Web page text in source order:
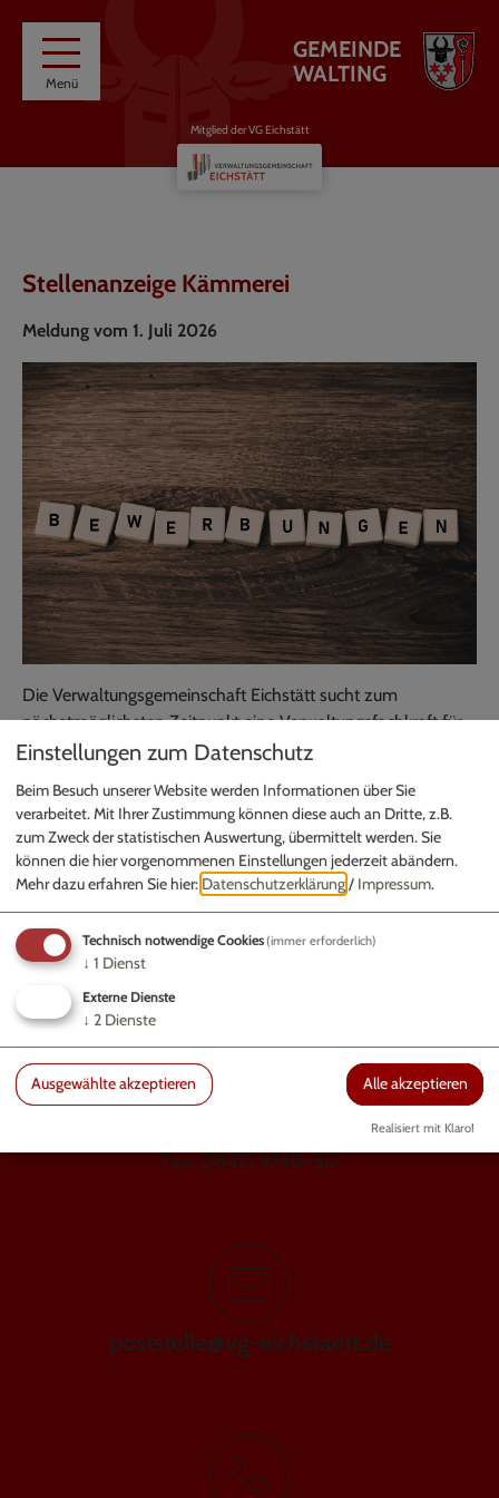
Menü
GEMEINDE
WALTING
Mitglied der VG Eichstätt
Stellenanzeige Kämmerei
Meldung vom 1. Juli 2026
Die Verwaltungsgemeinschaft Eichstätt sucht zum
nächstmöglichsten Zeitpunkt eine Verwaltungsfachkraft für
die Kämmerei.
Die Stellenanzeige finden Sie im Anhang.
Stellenanzeige
GEMEINDE WALTING
Gundekarstraße 7a | 85072 Eichstätt
Fax: 08421 9740-50
poststelle@vg-eichstaett.de
Einstellungen zum Datenschutz
Beim Besuch unserer Website werden Informationen über Sie
verarbeitet. Mit Ihrer Zustimmung können diese auch an Dritte, z.B.
zum Zweck der statistischen Auswertung, übermittelt werden. Sie
können die hier vorgenommenen Einstellungen jederzeit abändern.
Mehr dazu erfahren Sie hier: Datenschutzerklärung/ Impressum.
Technisch notwendige Cookies(immer erforderlich)
↓ 1 Dienst
Externe Dienste
↓ 2 Dienste
Ausgewählte akzeptieren Alle akzeptieren
Realisiert mit Klaro!